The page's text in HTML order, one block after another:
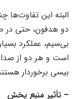
البته این تفاوت‌ها
بی‌سیم، عملکرد
است و هر دو از
بیسی برخوردار
– تأثیر منبع پخش